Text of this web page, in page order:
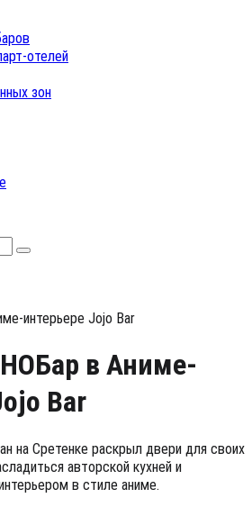
отелей
зон
интерьере Jojo Bar
в Аниме-
Bar
на Сретенке раскрыл двери для своих
авторской кухней и
в стиле аниме.